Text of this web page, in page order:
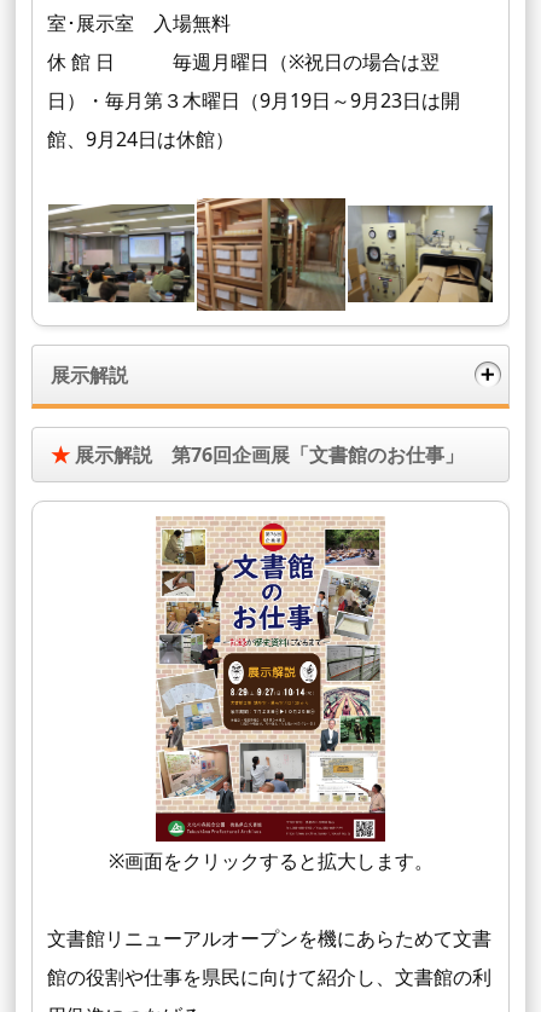
室･展示室 入場無料
休 館 日 毎週月曜日（※祝日の場合は翌
日）・毎月第３木曜日（9月19日～9月23日は開
館、9月24日は休館）
展示解説
★ 展示解説 第76回企画展「文書館のお仕事」
※画面をクリックすると拡大します。
文書館リニューアルオープンを機にあらためて文書
館の役割や仕事を県民に向けて紹介し、文書館の利